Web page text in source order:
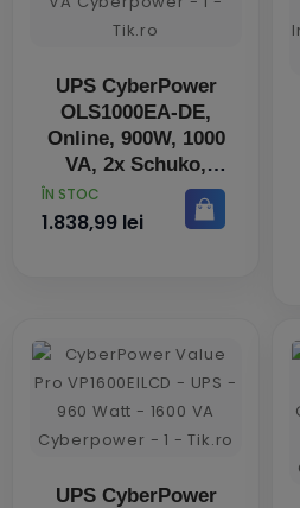
UPS CyberPower
OLS1000EA-DE,
Online, 900W, 1000
VA, 2x Schuko,
1xIEC C13, ecran
LCD
PRET
ÎN STOC
1.838,99 lei
UPS CyberPower